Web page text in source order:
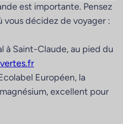
est importante. Pensez
vous décidez de voyager :
à Saint-Claude, au pied du
Européen, la
excellent pour